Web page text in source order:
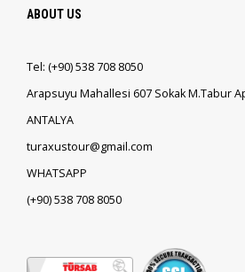
ABOUT US
Tel: (+90)538 708 8050
Arapsuyu Mahallesi 607 Sokak M.Tabur
ANTALYA
turaxustour@gmail.com
WHATSAPP
(+90)538 708 8050